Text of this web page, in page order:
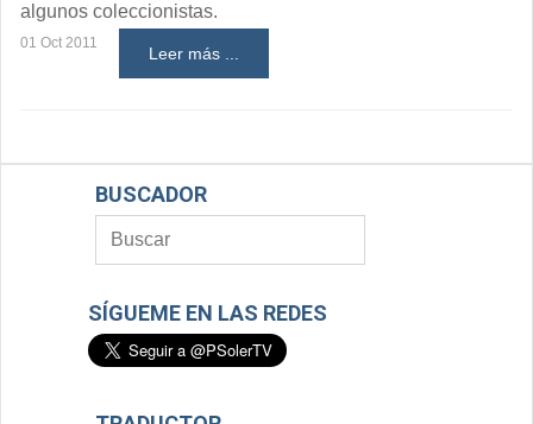
algunos coleccionistas.
01 Oct 2011
Leer más ...
BUSCADOR
SÍGUEME EN LAS REDES